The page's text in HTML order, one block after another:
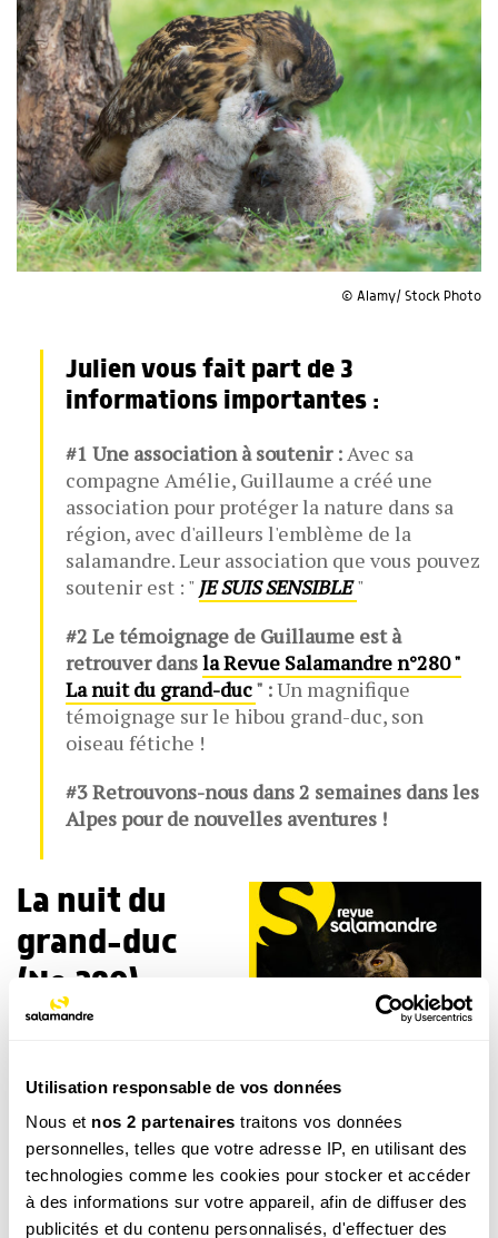
Utilisation responsable de vos données
Nous et nos 2 partenaires traitons vos données
personnelles, telles que votre adresse IP, en utilisant des
technologies comme les cookies pour stocker et accéder
à des informations sur votre appareil, afin de diffuser des
publicités et du contenu personnalisés, d'effectuer des
© Alamy/ Stock Photo
Julien vous fait part de 3
informations importantes :
#1 Une association à soutenir :Avec sa
compagne Amélie, Guillaume a créé une
association pour protéger la nature dans sa
région, avec d'ailleurs l'emblème de la
salamandre. Leur association que vous pouvez
soutenir est : " JE SUIS SENSIBLE "
#2 Le témoignage de Guillaume est à
retrouver dansla Revue Salamandre n°280 "
La nuit du grand-duc" :Un magnifique
témoignage sur le hibou grand-duc, son
oiseau fétiche !
#3 Retrouvons-nous dans 2 semaines dans les
Alpes pour de nouvelles aventures !
La nuit du
grand-duc
(No 280)
Dans ce numéro 280,
photographes-
naturalistesGuillaume
Françoiset Amélie
Sabanovic nous
racontent leurs
rencontres avec le